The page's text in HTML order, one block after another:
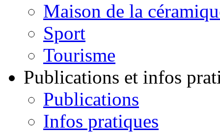
Maison de la
Sport
Tourisme
Publications et infos
Publications
Infos pratiques